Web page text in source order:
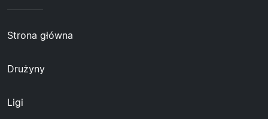
Strona główna
Drużyny
Ligi